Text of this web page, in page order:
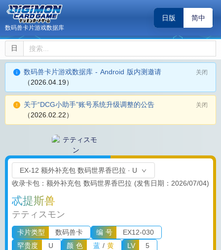
数码兽卡片游戏数据库
日版 简中
日
数码兽卡片游戏数据库 - Android 版内测邀请
（2026.04.19）
关闭
关于“DCG小助手”账号系统升级调整的公告
（2026.02.22）
关闭
收录卡包：额外补充包 数码世界香巴拉 (发售日期：2026/07/04)
EX-12 额外补充包 数码世界香巴拉 · U
忒提斯兽
テティスモン
卡片类型 数码兽卡 编 号
EX12-030
罕贵度
U 颜 色 蓝 / 黄 LV
5